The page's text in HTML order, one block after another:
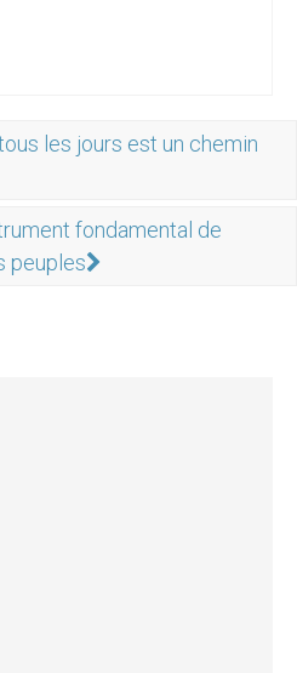
les jours est un chemin
fondamental de
peuples